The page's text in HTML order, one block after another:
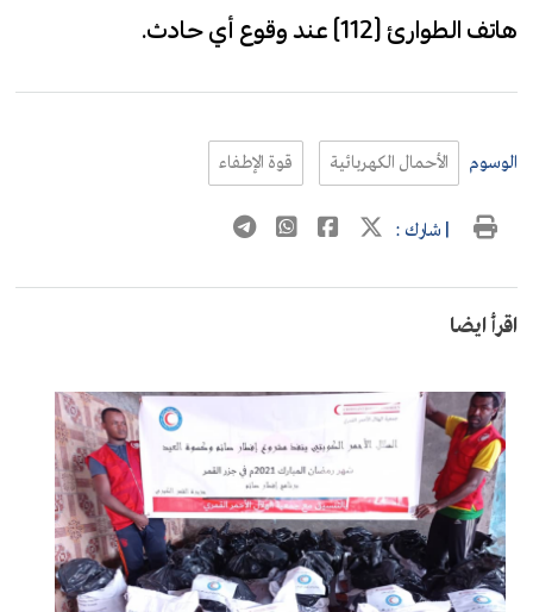
هاتف الطوارئ (112) عند وقوع أي حادث.
الوسوم الأحمال الكهربائية قوة الإطفاء
| شارك :
اقرأ ايضا